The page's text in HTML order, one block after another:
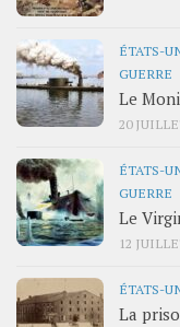
ÉTATS-
GUERRE
Le
20
ÉTATS-
GUERRE
Le
12
ÉTATS-
La